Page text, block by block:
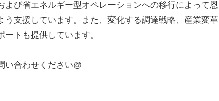
び省エネルギー型オペレーションへの移行によって恩
支援しています。また、変化する調達戦略、産業変革
トも提供しています。
い合わせください@